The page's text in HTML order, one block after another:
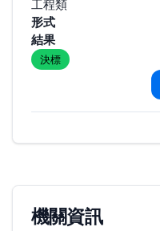
工程類
形式
結果
決標
機關資訊